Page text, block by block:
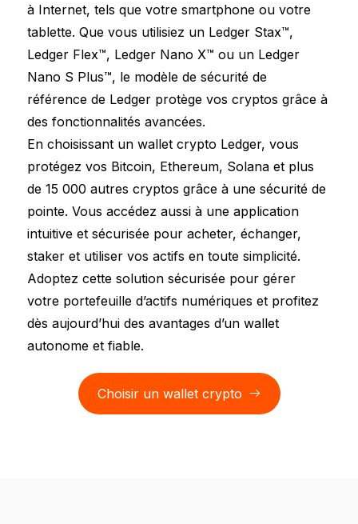
à Internet, tels que votre smartphone ou votre
tablette. Que vous utilisiez un Ledger Stax™,
Ledger Flex™, Ledger Nano X™ ou un Ledger
Nano S Plus™, le modèle de sécurité de
référence de Ledger protège vos cryptos grâce à
des fonctionnalités avancées.
En choisissant un wallet crypto Ledger, vous
protégez vos Bitcoin, Ethereum, Solana et plus
de 15 000 autres cryptos grâce à une sécurité de
pointe. Vous accédez aussi à une application
intuitive et sécurisée pour acheter, échanger,
staker et utiliser vos actifs en toute simplicité.
Adoptez cette solution sécurisée pour gérer
votre portefeuille d’actifs numériques et profitez
dès aujourd’hui des avantages d’un wallet
autonome et fiable.
Choisir un wallet crypto